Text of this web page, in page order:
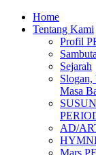
Home
Tentang Kami
Profil
Sejarah
Masa
AD/